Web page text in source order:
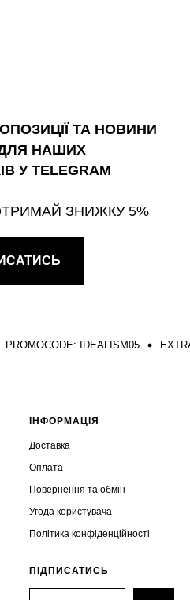
ТА НОВИНИ
НАШИХ
У TELEGRAM
ЗНИЖКУ 5%
IDEALISM05 EXTRA -
ІНФОРМАЦІЯ
Доставка
Оплата
Повернення та обмін
Угода користувача
Політика конфіденційності
ПІДПИСАТИСЬ